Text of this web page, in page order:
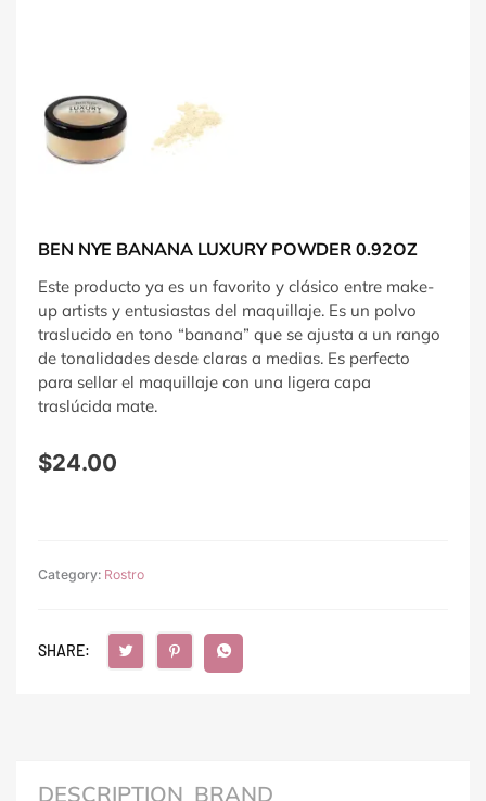
BEN NYE BANANA LUXURY POWDER 0.92OZ
Este producto ya es un favorito y clásico entre make-
up artists y entusiastas del maquillaje. Es un polvo
traslucido en tono “banana” que se ajusta a un rango
de tonalidades desde claras a medias. Es perfecto
para sellar el maquillaje con una ligera capa
traslúcida mate.
$24.00
Category: Rostro
SHARE:
DESCRIPTION BRAND